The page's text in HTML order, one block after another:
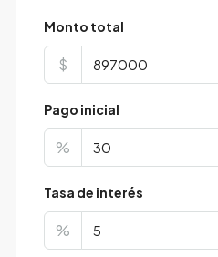
Monto total
$
Pago inicial
%
Tasa de interés
%